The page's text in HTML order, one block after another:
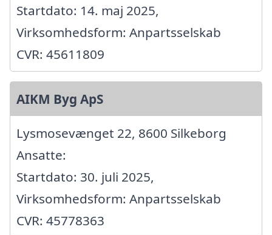
Startdato: 14. maj 2025,
Virksomhedsform: Anpartsselskab
CVR: 45611809
AIKM Byg ApS
Lysmosevænget 22, 8600 Silkeborg
Ansatte:
Startdato: 30. juli 2025,
Virksomhedsform: Anpartsselskab
CVR: 45778363